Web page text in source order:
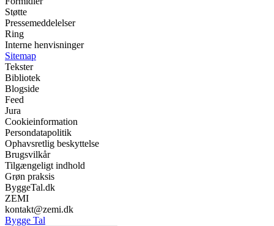
Støtte
Pressemeddelelser
Ring
Interne henvisninger
Sitemap
Tekster
Bibliotek
Blogside
Feed
Jura
Cookieinformation
Persondatapolitik
Ophavsretlig beskyttelse
Brugsvilkår
Tilgængeligt indhold
Grøn praksis
ByggeTal.dk
ZEMI
kontakt@zemi.dk
Bygge Tal